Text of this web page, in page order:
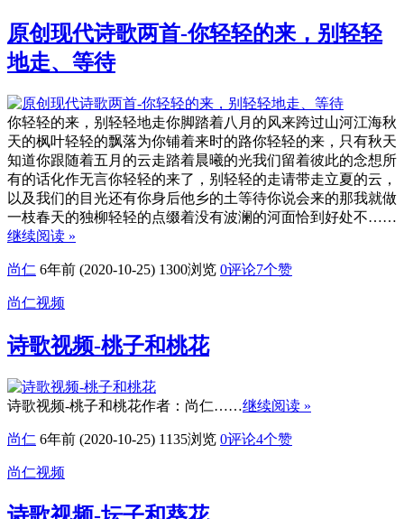
原创现代诗歌两首-你轻轻的来，别轻轻
地走、等待
你轻轻的来，别轻轻地走你脚踏着八月的风来跨过山河江海秋
天的枫叶轻轻的飘落为你铺着来时的路你轻轻的来，只有秋天
知道你跟随着五月的云走踏着晨曦的光我们留着彼此的念想所
有的话化作无言你轻轻的来了，别轻轻的走请带走立夏的云，
以及我们的目光还有你身后他乡的土等待你说会来的那我就做
一枝春天的独柳轻轻的点缀着没有波澜的河面恰到好处不……
继续阅读 »
尚仁 6年前 (2020-10-25) 1300浏览 0评论7个赞
尚仁视频
诗歌视频-桃子和桃花
诗歌视频-桃子和桃花作者：尚仁……继续阅读 »
尚仁 6年前 (2020-10-25) 1135浏览 0评论4个赞
尚仁视频